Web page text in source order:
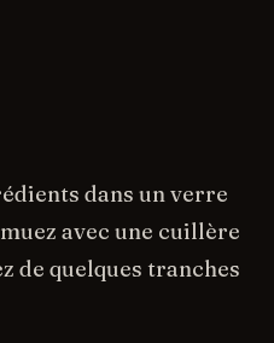
dans un verre
avec une cuillère
de quelques tranches